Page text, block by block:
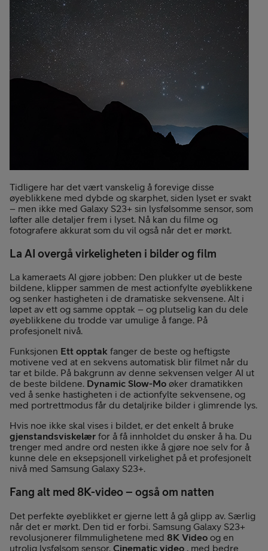
Tidligere har det vært vanskelig å forevige disse
øyeblikkene med dybde og skarphet, siden lyset er svakt
– men ikke med Galaxy S23+ sin lysfølsomme sensor, som
løfter alle detaljer frem i lyset. Nå kan du filme og
fotografere akkurat som du vil også når det er mørkt.
La AI overgå virkeligheten i bilder og film
La kameraets AI gjøre jobben: Den plukker ut de beste
bildene, klipper sammen de mest actionfylte øyeblikkene
og senker hastigheten i de dramatiske sekvensene. Alt i
løpet av ett og samme opptak – og plutselig kan du dele
øyeblikkene du trodde var umulige å fange. På
profesjonelt nivå.
Funksjonen Ett opptak fanger de beste og heftigste
motivene ved at en sekvens automatisk blir filmet når du
tar et bilde. På bakgrunn av denne sekvensen velger AI ut
de beste bildene. Dynamic Slow-Mo øker dramatikken
ved å senke hastigheten i de actionfylte sekvensene, og
med portrettmodus får du detaljrike bilder i glimrende lys.
Hvis noe ikke skal vises i bildet, er det enkelt å bruke
gjenstandsviskelær for å få innholdet du ønsker å ha. Du
trenger med andre ord nesten ikke å gjøre noe selv for å
kunne dele en eksepsjonell virkelighet på et profesjonelt
nivå med Samsung Galaxy S23+.
Fang alt med 8K-video – også om natten
Det perfekte øyeblikket er gjerne lett å gå glipp av. Særlig
når det er mørkt. Den tid er forbi. Samsung Galaxy S23+
revolusjonerer filmmulighetene med 8K Video og en
utrolig lysfølsom sensor. Cinematic video , med bedre